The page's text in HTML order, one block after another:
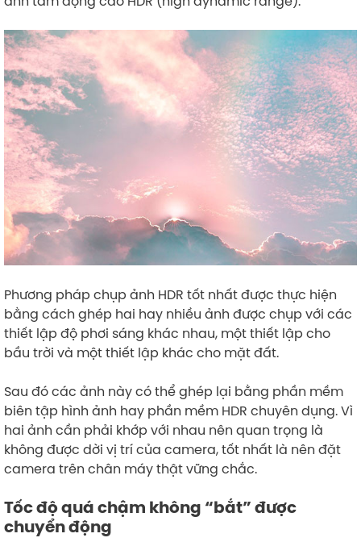
Phương pháp chụp ảnh HDR tốt nhất được thực hiện
bằng cách ghép hai hay nhiều ảnh được chụp với các
thiết lập độ phơi sáng khác nhau, một thiết lập cho
bầu trời và một thiết lập khác cho mặt đất.
Sau đó các ảnh này có thể ghép lại bằng phần mềm
biên tập hình ảnh hay phần mềm HDR chuyên dụng. Vì
hai ảnh cần phải khớp với nhau nên quan trọng là
không được dời vị trí của camera, tốt nhất là nên đặt
camera trên chân máy thật vững chắc.
Tốc độ quá chậm không “bắt” được
chuyển động